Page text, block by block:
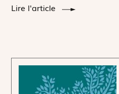
Lire l'article